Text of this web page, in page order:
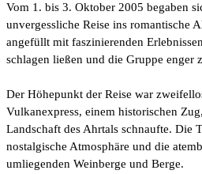
Vom 1. bis 3. Oktober 2005 begaben
unvergessliche Reise ins romantische
angefüllt mit faszinierenden
schlagen ließen und die Gruppe enger
Der Höhepunkt der Reise war
Vulkanexpress, einem historischen
Landschaft des Ahrtals schnaufte. Die
nostalgische Atmosphäre und die
umliegenden Weinberge und Berge.